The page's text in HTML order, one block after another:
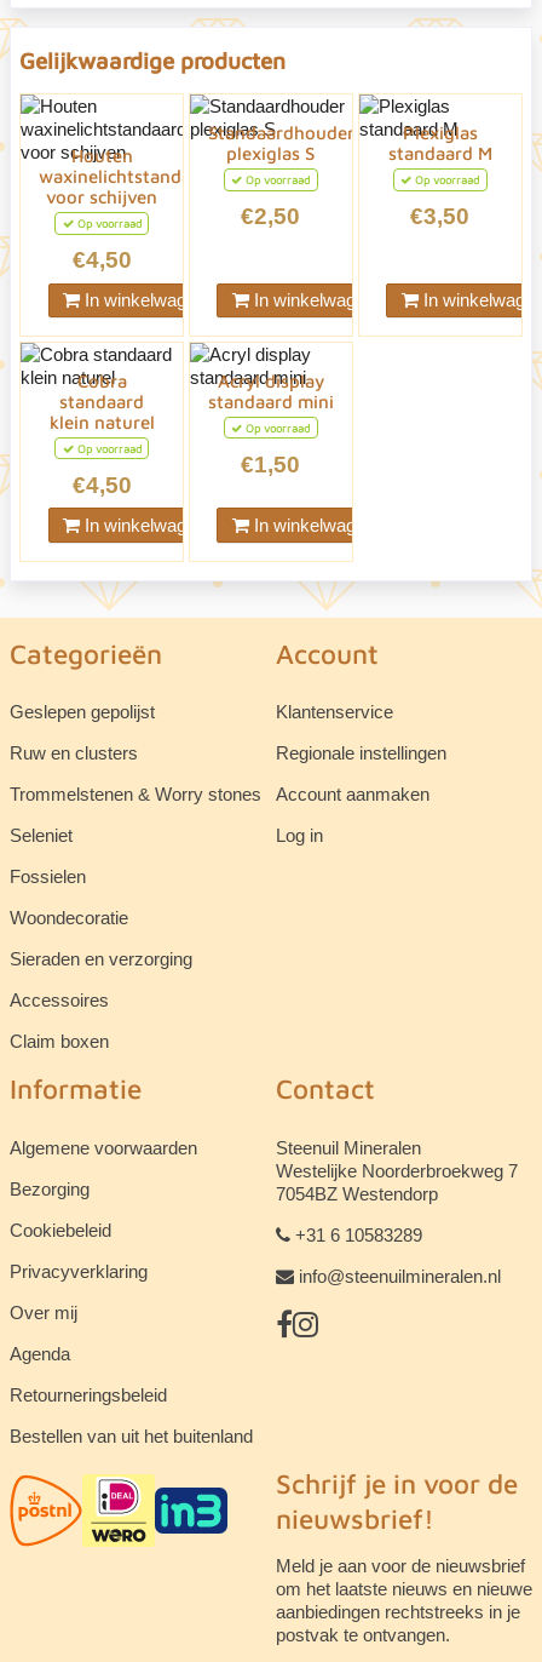
Gelijkwaardige producten
Houten
waxinelichtstandaard
voor schijven
Op voorraad
€4,50
In winkelwagen
Standaardhouder
plexiglas S
Op voorraad
€2,50
In winkelwagen
Plexiglas
standaard M
Op voorraad
€3,50
In
Cobra
standaard
klein naturel
Op voorraad
€4,50
In winkelwagen
Acryl display
standaard mini
Op voorraad
€1,50
In winkelwagen
Categorieën
Geslepen gepolijst
Ruw en clusters
Trommelstenen & Worry stones
Seleniet
Fossielen
Woondecoratie
Sieraden en verzorging
Accessoires
Claim boxen
Account
Klantenservice
Regionale instellingen
Account aanmaken
Log in
Informatie
Algemene voorwaarden
Bezorging
Cookiebeleid
Privacyverklaring
Over mij
Agenda
Retourneringsbeleid
Bestellen van uit het buitenland
Schrijf je in voor de
nieuwsbrief!
Meld je aan voor de nieuwsbrief
om het laatste nieuws en nieuwe
aanbiedingen rechtstreeks in je
postvak te ontvangen.
Contact
Steenuil Mineralen
Westelijke Noorderbroekweg 7
7054BZ Westendorp
+31 6 10583289
info@steenuilmineralen.nl